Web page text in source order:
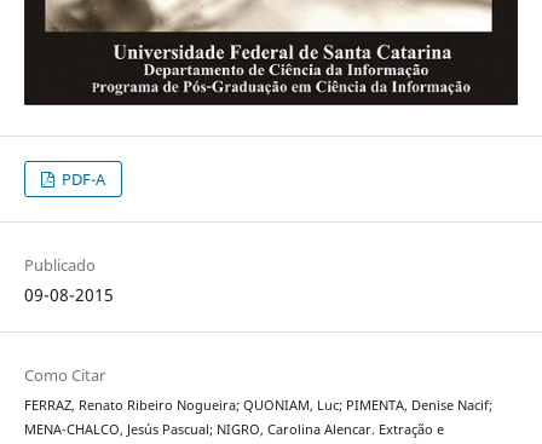
PDF-A
Publicado
09-08-2015
Como Citar
FERRAZ, Renato Ribeiro Nogueira; QUONIAM, Luc; PIMENTA, Denise Nacif;
MENA-CHALCO, Jesús Pascual; NIGRO, Carolina Alencar. Extração e